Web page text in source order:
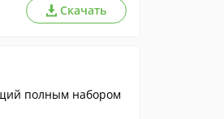
Скачать
полным набором